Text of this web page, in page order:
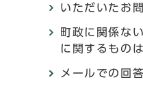
いただいたお
町政に関係な
に関するもの
メールでの回